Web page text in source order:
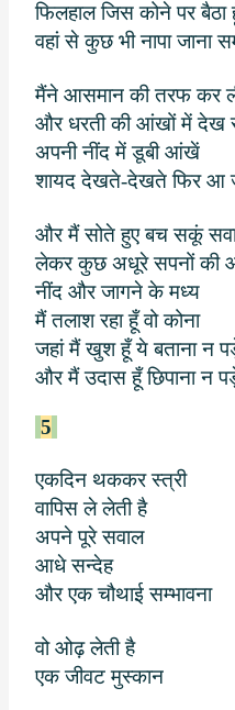
फिलहाल जिस कोने पर बैठा
वहां से कुछ भी नापा जाना
मैंने आसमान की तरफ कर
और धरती की आंखों में देख
अपनी नींद में डूबी आंखें
शायद देखते-देखते फिर आ
और मैं सोते हुए बच सकूं
लेकर कुछ अधूरे सपनों की
नींद और जागने के मध्य
मैं तलाश रहा हूँ वो कोना
जहां मैं खुश हूँ ये बताना न
और मैं उदास हूँ छिपाना न
5
एकदिन थककर स्त्री
वापिस ले लेती है
अपने पूरे सवाल
आधे सन्देह
और एक चौथाई सम्भावना
वो ओढ़ लेती है
एक जीवट मुस्कान